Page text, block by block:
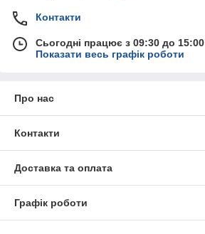
Контакти
Сьогодні працює з 09:30 до 15:00
Показати весь графік роботи
Про нас
Контакти
Доставка та оплата
Графік роботи